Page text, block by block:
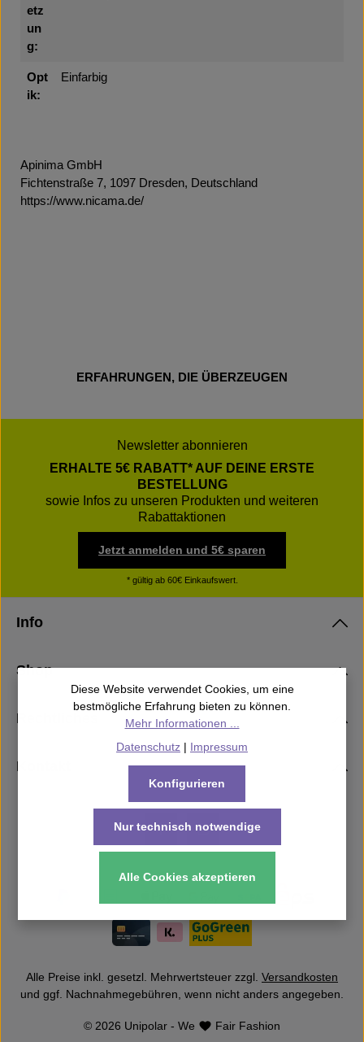
etz
un
g:
Opt
ik:
Einfarbig
Apinima GmbH
Fichtenstraße 7, 1097 Dresden, Deutschland
https://www.nicama.de/
ERFAHRUNGEN, DIE ÜBERZEUGEN
Newsletter abonnieren
ERHALTE 5€ RABATT* AUF DEINE ERSTE
BESTELLUNG
sowie Infos zu unseren Produkten und weiteren
Rabattaktionen
Jetzt anmelden und 5€ sparen
* gültig ab 60€ Einkaufswert.
Info
Shop
Rechtliches
Kontakt
© 2026 Unipolar - We Fair Fashion
Alle Preise inkl. gesetzl. Mehrwertsteuer zzgl. Versandkosten
und ggf. Nachnahmegebühren, wenn nicht anders angegeben.
Diese Website verwendet Cookies, um eine
bestmögliche Erfahrung bieten zu können.
Mehr Informationen ...
Datenschutz | Impressum
Nur technisch notwendige
Konfigurieren
Alle Cookies akzeptieren